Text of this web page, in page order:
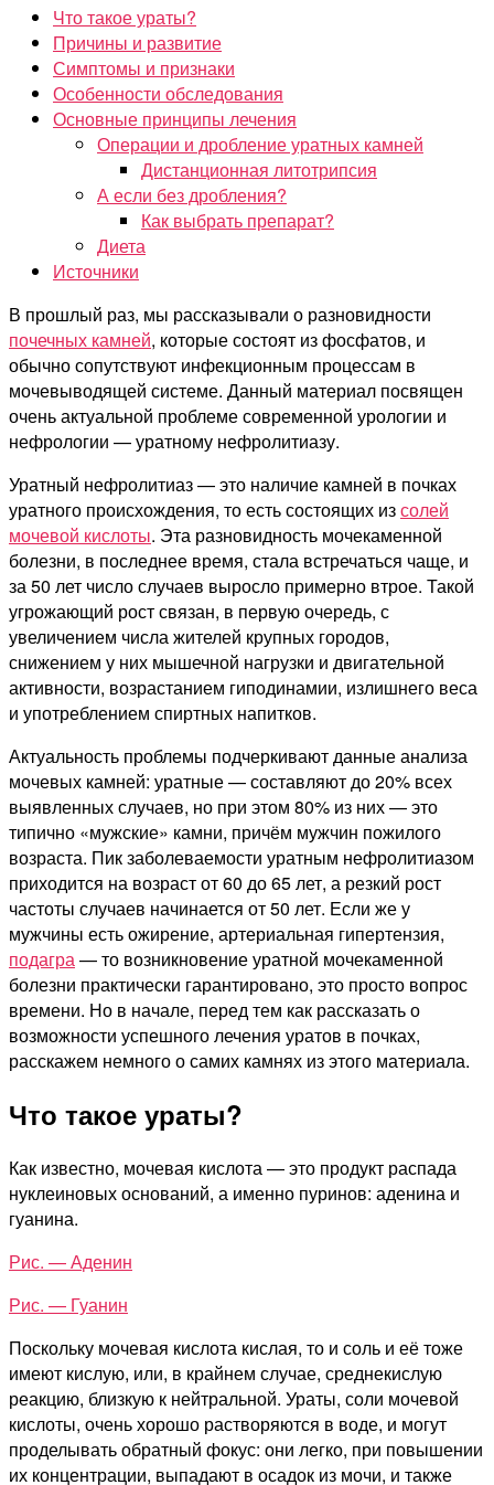
Что такое ураты?
Причины и развитие
Симптомы и признаки
Особенности обследования
Основные принципы лечения
Операции и дробление уратных камней
Дистанционная литотрипсия
А если без дробления?
Как выбрать препарат?
Диета
Источники
В прошлый раз, мы рассказывали о разновидности
почечных камней, которые состоят из фосфатов, и
обычно сопутствуют инфекционным процессам в
мочевыводящей системе. Данный материал посвящен
очень актуальной проблеме современной урологии и
нефрологии — уратному нефролитиазу.
Уратный нефролитиаз — это наличие камней в почках
уратного происхождения, то есть состоящих изсолей
мочевой кислоты. Эта разновидность мочекаменной
болезни, в последнее время, стала встречаться чаще, и
за 50 лет число случаев выросло примерно втрое. Такой
угрожающий рост связан, в первую очередь, с
увеличением числа жителей крупных городов,
снижением у них мышечной нагрузки и двигательной
активности, возрастанием гиподинамии, излишнего веса
и употреблением спиртных напитков.
Актуальность проблемы подчеркивают данные анализа
мочевых камней: уратные — составляют до 20% всех
выявленных случаев, но при этом 80% из них — это
типично «мужские» камни, причём мужчин пожилого
возраста. Пик заболеваемости уратным нефролитиазом
приходится на возраст от 60 до 65 лет, а резкий рост
частоты случаев начинается от 50 лет. Если же у
мужчины есть ожирение, артериальная гипертензия,
подагра— то возникновение уратной мочекаменной
болезни практически гарантировано, это просто вопрос
времени. Но в начале, перед тем как рассказать о
возможности успешного лечения уратов в почках,
расскажем немного о самих камнях из этого материала.
Что такое ураты?
Как известно, мочевая кислота — это продукт распада
нуклеиновых оснований, а именно пуринов: аденина и
гуанина.
Рис. — Аденин
Рис. — Гуанин
Поскольку мочевая кислота кислая, то и соль и её тоже
имеют кислую, или, в крайнем случае, среднекислую
реакцию, близкую к нейтральной. Ураты, соли мочевой
кислоты, очень хорошо растворяются в воде, и могут
проделывать обратный фокус: они легко, при повышении
их концентрации, выпадают в осадок из мочи, и также